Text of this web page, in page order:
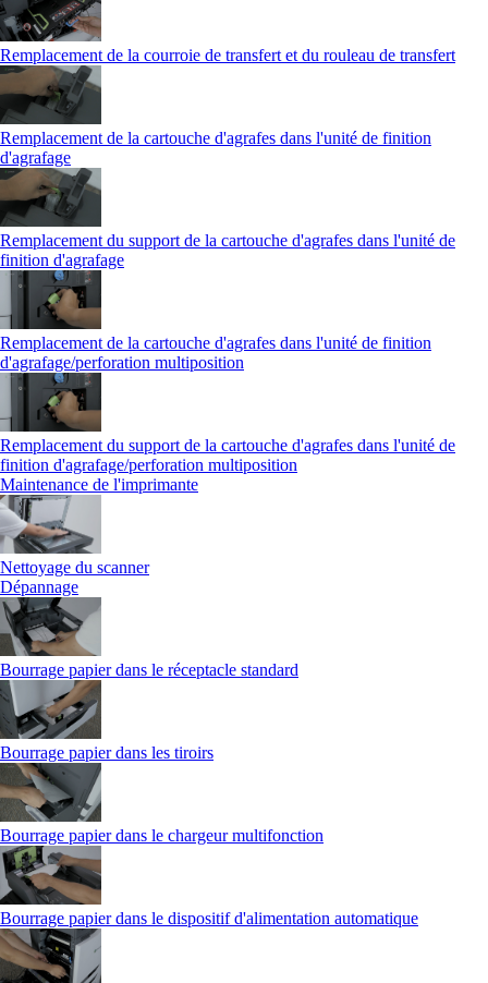
Remplacement de la courroie de transfert et du rouleau de transfert
Remplacement de la cartouche d'agrafes dans l'unité de finition
d'agrafage
Remplacement du support de la cartouche d'agrafes dans l'unité de
finition d'agrafage
Remplacement de la cartouche d'agrafes dans l'unité de finition
d'agrafage/perforation multiposition
Remplacement du support de la cartouche d'agrafes dans l'unité de
finition d'agrafage/perforation multiposition
Maintenance de l'imprimante
Nettoyage du scanner
Dépannage
Bourrage papier dans le réceptacle standard
Bourrage papier dans les tiroirs
Bourrage papier dans le chargeur multifonction
Bourrage papier dans le dispositif d'alimentation automatique